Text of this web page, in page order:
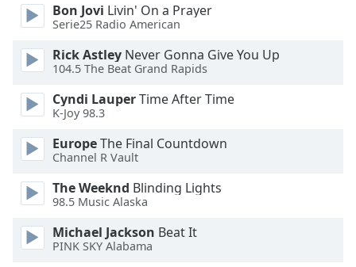
Beginning
dialog
window.
cancel
and
close
window.
Text
Color
Bon Jovi Livin' On a Prayer
Serie25 Radio American
Rick Astley Never Gonna Give You Up
104.5 The Beat Grand Rapids
Cyndi LauperTime After Time
K-Joy 98.3
EuropeThe Final Countdown
Channel R Vault
The Weeknd Blinding Lights
98.5 Music Alaska
Michael Jackson Beat It
PINK SKY Alabama